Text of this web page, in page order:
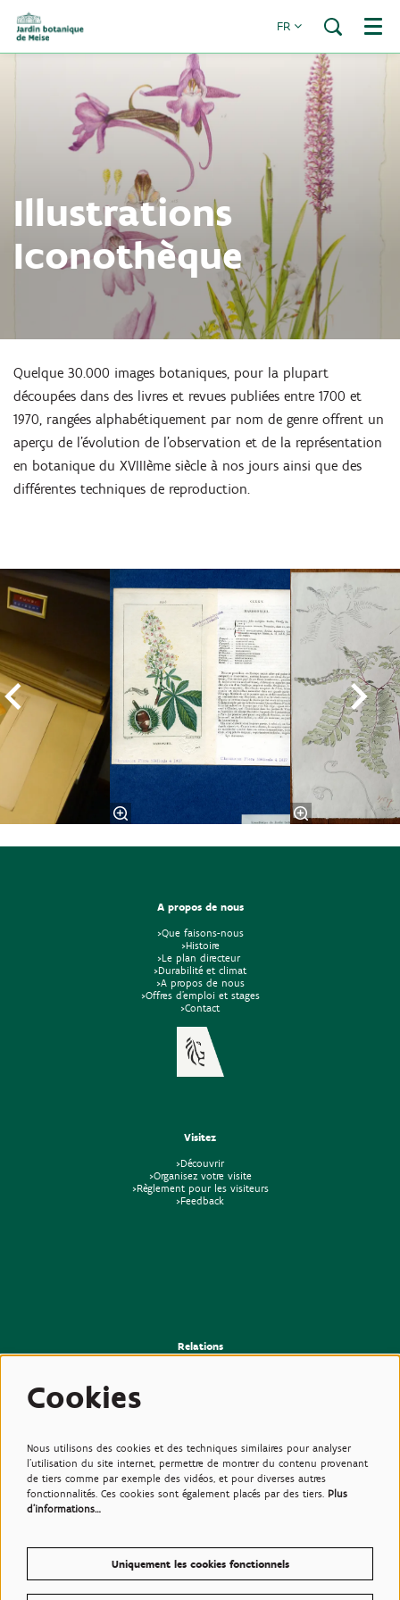
FR Menu
Illustrations
Iconothèque
Quelque 30.000 images botaniques, pour la plupart
découpées dans des livres et revues publiées entre 1700 et
1970, rangées alphabétiquement par nom de genre offrent un
aperçu de l’évolution de l’observation et de la représentation
en botanique du XVIIIème siècle à nos jours ainsi que des
différentes techniques de reproduction.
Passer
A propos de nous
>Que faisons-nous
>Histoire
>Le plan directeur
>Durabilité et climat
>A propos de nous
>Offres d'emploi et stages
>Contact
Visitez
>Découvrir
>Organisez votre visite
>Règlement pour les visiteurs
>Feedback
Relations
Cookies
Nous utilisons des cookies et des techniques similaires pour analyser
l'utilisation du site internet, permettre de montrer du contenu provenant
de tiers comme par exemple des vidéos, et pour diverses autres
fonctionnalités. Ces cookies sont également placés par des tiers. Plus
d'informations…
Uniquement les cookies fonctionnels